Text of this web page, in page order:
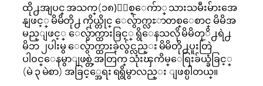
ထို႕အျပင္ အသက္(၁၈)ႏွစ္ေက်ာ္ သားသမီးမ်ားအေ
နျဖင့္ မိမိတို႕ ကိုယ္တိုင္ ေလွ်ာက္လႊာတစ္ေစာင္ မိမိအ
မည္ျဖင့္ ေလွ်ာက္ထားခြင့္ ရွိေနသလို မိမိတုိ႕ရဲ႕
မိဘ ၂ပါးမွ ေလွ်ာက္ထားခဲ့လွ်င္လည္း မိမိတို႕ပူးတြဲ
ပါ၀င္ေနမွာျဖစ္တဲ့အတြက္ သုံးၾကိမ္ေရြးခ်ယ္ခံခြင့္
(မဲ ၃ မဲစာ) အခြင့္အေရး ရရွိမွာလည္း ျဖစ္ပါတယ္။